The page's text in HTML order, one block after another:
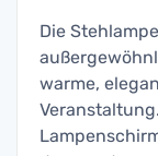
Die
warme,